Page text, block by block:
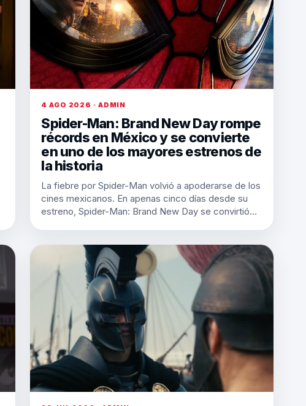
4 AGO 2026 · ADMIN
Spider-Man: Brand New Day rompe
récords en México y se convierte
en uno de los mayores estrenos de
la historia
La fiebre por Spider-Man volvió a apoderarse de los
cines mexicanos. En apenas cinco días desde su
estreno, Spider-Man: Brand New Day se convirtió…